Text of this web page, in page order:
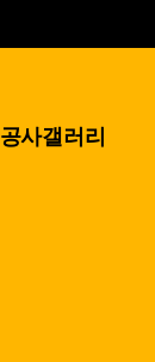
공사갤러리